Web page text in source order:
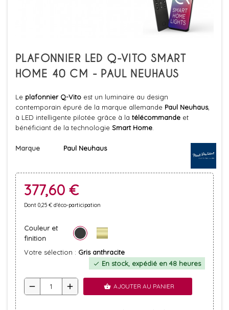
PLAFONNIER LED Q-VITO SMART
HOME 40 CM - PAUL NEUHAUS
Le plafonnier Q-Vito est un luminaire au design
contemporain épuré de la marque allemande Paul Neuhaus,
à LED intelligente pilotée grâce à la télécommande et
bénéficiant de la technologie Smart Home
Marque Paul Neuhaus
377,60 €
Dont 0,25 € d'éco-participation
Couleur et
finition
Votre sélection : Gris anthracite
check En stock, expédié en 48 heures
remove add shopping_basket AJOUTER AU PANIER